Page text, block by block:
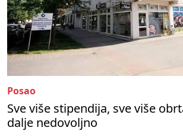
Posao
Sve više stipendija, sve više
dalje nedovoljno